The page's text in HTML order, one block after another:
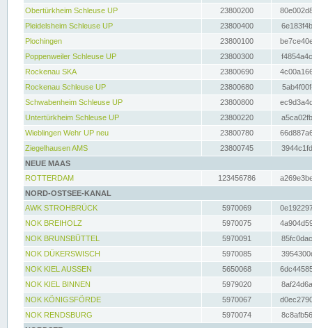
Obertürkheim Schleuse UP
23800200
Pleidelsheim Schleuse UP
23800400
Plochingen
23800100
Poppenweiler Schleuse UP
23800300
Rockenau SKA
23800690
Rockenau Schleuse UP
23800680
Schwabenheim Schleuse UP
23800800
Untertürkheim Schleuse UP
23800220
Wieblingen Wehr UP neu
23800780
Ziegelhausen AMS
23800745
NEUE MAAS
ROTTERDAM
123456786
NORD-OSTSEE-KANAL
AWK STROHBRÜCK
5970069
NOK BREIHOLZ
5970075
NOK BRUNSBÜTTEL
5970091
NOK DÜKERSWISCH
5970085
NOK KIEL AUSSEN
5650068
NOK KIEL BINNEN
5979020
NOK KÖNIGSFÖRDE
5970067
NOK RENDSBURG
5970074